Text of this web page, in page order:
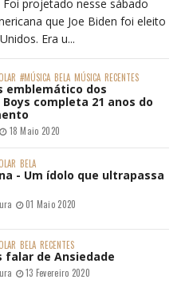
projetado nesse sábado
que Joe Biden foi eleito
Era u...
#MÚSICA BELA MÚSICA RECENTES
emblemático dos
completa 21 anos do
18 Maio 2020
BELA
- Um ídolo que ultrapassa
01 Maio 2020
BELA RECENTES
falar de Ansiedade
13 Fevereiro 2020